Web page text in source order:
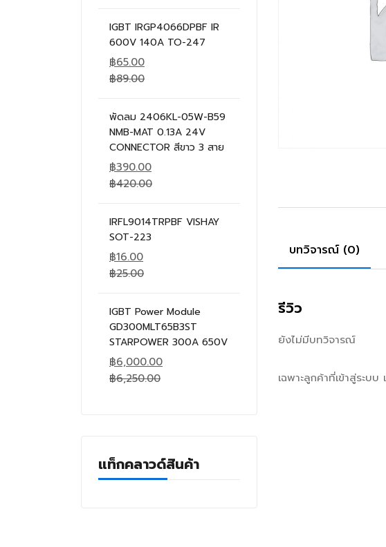
IGBT IRGP4066DPBF IR
600V 140A TO-247
฿65.00
฿89.00
พัดลม 2406KL-05W-B59
NMB-MAT 0.13A 24V
CONNECTOR สีขาว 3 สาย
฿390.00
฿420.00
IRFL9014TRPBF VISHAY
SOT-223
฿16.00
฿25.00
IGBT Power Module
GD300MLT65B3ST
STARPOWER 300A 650V
฿6,000.00
฿6,250.00
แท็กคลาวด์สินค้า
บทวิจารณ์ (0)
รีวิว
ยังไม่มีบทวิจารณ์
เฉพาะลูกค้าที่เข้าสู่ระบ